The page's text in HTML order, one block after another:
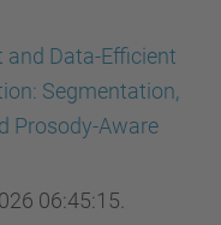
and Data-Efficient
Segmentation,
Prosody-Aware
06:45:15.